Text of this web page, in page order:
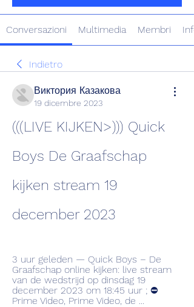
Conversazioni Multimedia Membri Info
Indietro
Виктория Казакова
19 dicembre 2023
(((LIVE KIJKEN>))) Quick
Boys De Graafschap
kijken stream 19
december 2023
3 uur geleden — Quick Boys – De
Graafschap online kijken: live stream
van de wedstrijd op dinsdag 19
december 2023 om 18:45 uur ; ⛔️
Prime Video, Prime Video, de ...